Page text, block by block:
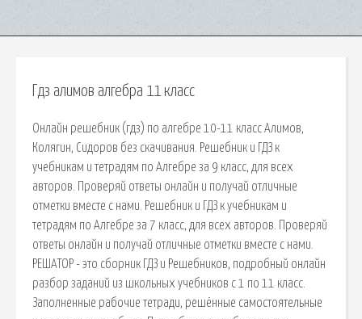
Гдз алимов алгебра 11 класс
Онлайн решебник (гдз) по алгебре 10-11 класс Алимов,
Колягин, Сидоров без скачивания. Решебник и ГДЗ к
учебникам и тетрадям по Алгебре за 9 класс, для всех
авторов. Проверяй ответы онлайн и получай отличные
отметки вместе с нами. Решебник и ГДЗ к учебникам и
тетрадям по Алгебре за 7 класс, для всех авторов. Проверяй
ответы онлайн и получай отличные отметки вместе с нами.
РЕШАТОР - это сборник ГДЗ и Решебников, подробный онлайн
разбор заданий из школьных учебников с 1 по 11 класс.
Заполненные рабочие тетради, решённые самостоятельные